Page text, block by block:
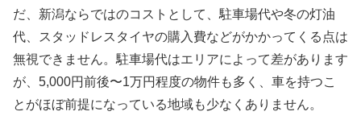
だ、新潟ならではのコストとして、駐車場代や冬の灯油
代、スタッドレスタイヤの購入費などがかかってくる点は
無視できません。駐車場代はエリアによって差があります
が、5,000円前後〜1万円程度の物件も多く、車を持つこ
とがほぼ前提になっている地域も少なくありません。